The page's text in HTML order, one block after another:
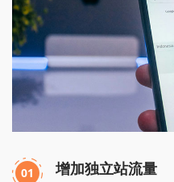
01 增加独立站流量